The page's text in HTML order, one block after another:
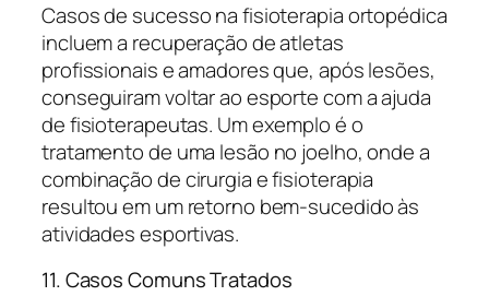
Casos de sucesso na fisioterapia ortopédica
incluem a recuperação de atletas
profissionais e amadores que, após lesões,
conseguiram voltar ao esporte com a ajuda
de fisioterapeutas. Um exemplo é o
tratamento de uma lesão no joelho, onde a
combinação de cirurgia e fisioterapia
resultou em um retorno bem-sucedido às
atividades esportivas.
11. Casos Comuns Tratados